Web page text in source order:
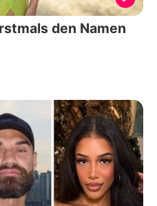
den Namen